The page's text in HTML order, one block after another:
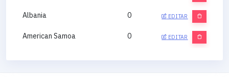
Albania 0 EDITAR
American Samoa 0 EDITAR